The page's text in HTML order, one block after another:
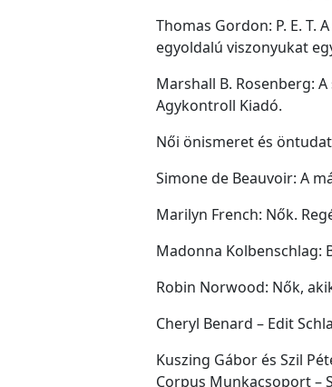
Thomas Gordon: P. E.
egyoldalú viszonyukat
Marshall B. Rosenberg:
Agykontroll Kiadó.
Női önismeret és
Simone de Beauvoir: A
Marilyn French: Nők.
Madonna Kolbenschlag:
Robin Norwood: Nők,
Cheryl Benard – Edit
Kuszing Gábor és Szil
Corpus Munkacsoport –